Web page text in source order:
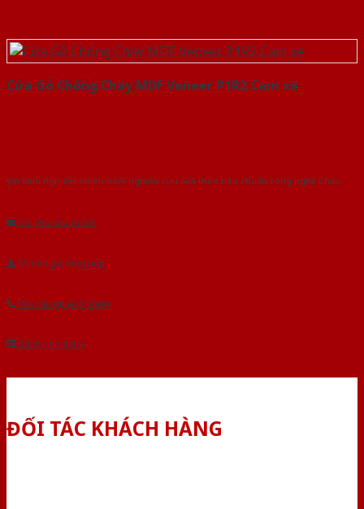
Cửa Gỗ Chống Cháy MDF Veneer P1R2 Cam xe
Với kinh nghiệm nhiêu năm nghiên cứu cửa theo tiêu chuẩn công nghệ Châu
Gửi yêu cầu tư vấn
Tải báo giá tổng hợp
Yêu cầu gọi lại (3 phút)
Dành cho đại lý
ĐỐI TÁC KHÁCH HÀNG